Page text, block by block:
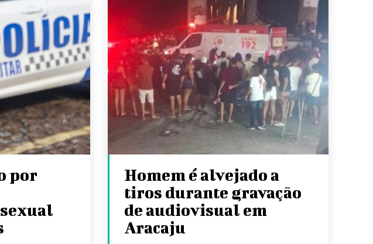
por
Homem é alvejado a
tiros durante gravação
de audiovisual em
Aracaju